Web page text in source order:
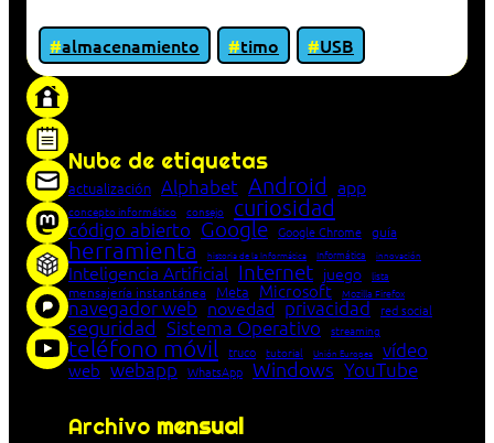
almacenamiento timo
USB
Nube de etiquetas
actualización Alphabet Android app
concepto informático consejo curiosidad
código abierto Google Google Chrome guía
herramienta historia de la Informática Informática innovación
Inteligencia Artificial Internet juego lista
mensajería instantánea Meta Microsoft Mozilla Firefox
navegador web novedad privacidad red social
seguridad Sistema Operativo streaming
teléfono móvil truco tutorial Unión Europea vídeo
web webapp WhatsApp Windows YouTube
Archivo mensual